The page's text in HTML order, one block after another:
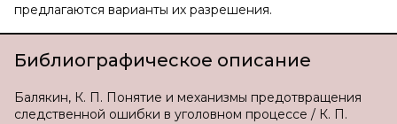
предлагаются варианты их разрешения.
Библиографическое описание
Балякин, К. П. Понятие и механизмы предотвращения
следственной ошибки в уголовном процессе / К. П.